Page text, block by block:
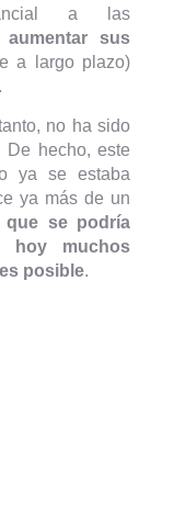
a las
sus
a largo plazo)
no ha sido
De hecho, este
ya se estaba
ya más de un
que se podría
hoy muchos
posible.